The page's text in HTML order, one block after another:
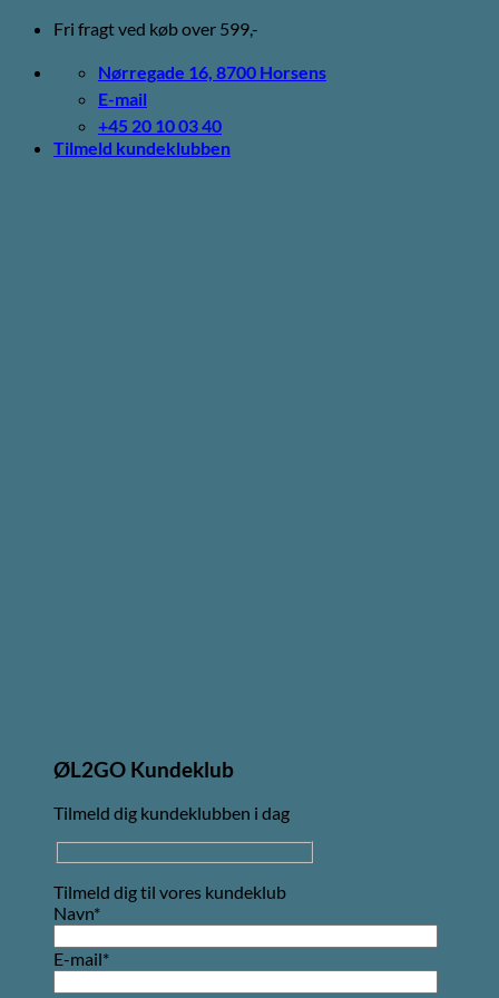
Fortsæt
indhold
Fri fragt ved køb over 599,-
Nørregade 16, 8700 Horsens
E-mail
+45 20 10 03 40
Tilmeld kundeklubben
ØL2GO Kundeklub
Tilmeld dig kundeklubben i dag
Tilmeld dig til vores kundeklub
Navn*
E-mail*